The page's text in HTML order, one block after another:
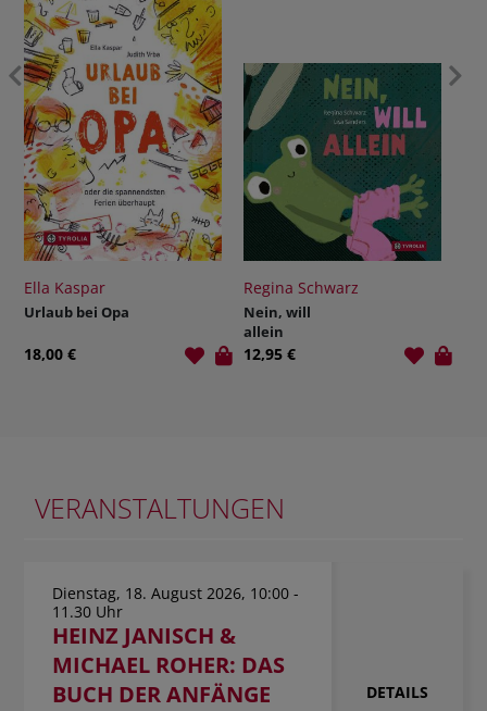
Ella Kaspar
Urlaub bei Opa
18,00 €
Regina Schwarz
Nein, will
allein
12,95 €
VERANSTALTUNGEN
Dienstag, 18. August 2026, 10:00 -
11.30 Uhr
HEINZ JANISCH &
MICHAEL ROHER: DAS
BUCH DER ANFÄNGE
DETAILS